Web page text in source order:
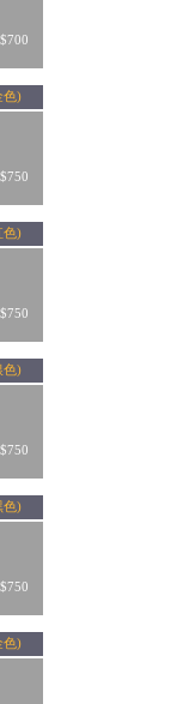
色)
色)
色)
色)
色)